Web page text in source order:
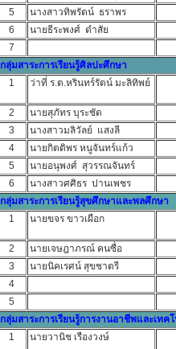
5
นางสาวทิพรัตน์ ธราพร
6
นายธีระพงศ์ ดำสัย
7
กลุ่มสาระการเรียนรู้ศิลปะศึกษา
1
ว่าที่ ร.ต.หรินทร์รัตน์ มะลิทิพย์
2
นายสุภัทร บุระชัด
3
นางสาวมลิวัลย์ แสงลี
4
นายกิตติพร หนูจันทร์แก้ว
5
นายอนุพงศ์ สุวรรณจันทร์
6
นางสาวศศิธร ปานเพชร
กลุ่มสาระการเรียนรู้สุขศึกษาและพลศึกษา
1
นายขจร ขาวเผือก
2
นายเจษฎาภรณ์ คนซื่อ
3
นายนิคเรศน์ สุขชาตรี
4
5
กลุ่มสาระการเรียนรู้การงานอาชีพและเทค
1
นายวานิช เรืองวงษ์